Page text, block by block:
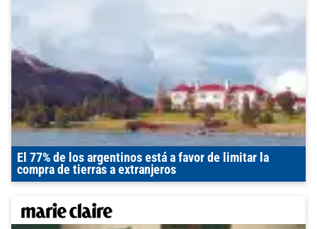
El 77% de los argentinos está a favor de limitar la
compra de tierras a extranjeros